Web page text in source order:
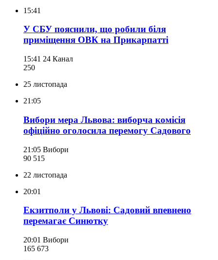
15:41
У СБУ пояснили, що робили біля
приміщення ОВК на Прикарпатті
15:41 24 Канал
250
25 листопада
21:05
Вибори мера Львова: виборча комісія
офіційно оголосила перемогу Садового
21:05 Вибори
90 515
22 листопада
20:01
Екзитполи у Львові: Садовий впевнено
перемагає Синютку
20:01 Вибори
165 673